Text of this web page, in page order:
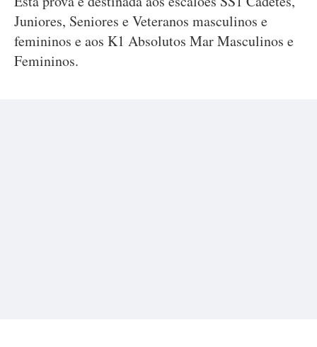
Juniores, Seniores e Veteranos masculinos e
femininos e aos K1 Absolutos Mar Masculinos e
Femininos.